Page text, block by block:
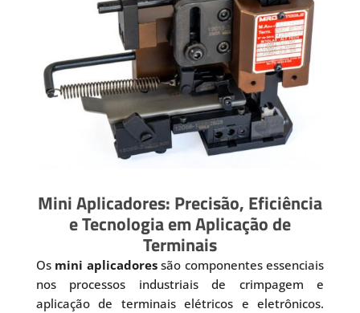
Mini Aplicadores: Precisão, Eficiência
e Tecnologia em Aplicação de
Terminais
Os mini aplicadoressão componentes essenciais
nos processos industriais de crimpagem e
aplicação de terminais elétricos e eletrônicos.